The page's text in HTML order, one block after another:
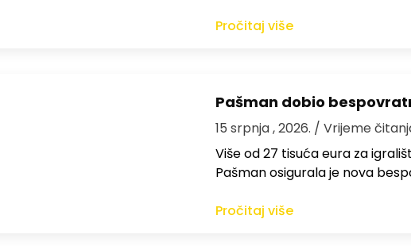
Pročitaj više
Pašman dobio
15 srpnja , 2026. / Vrijeme
Više od 27 tisuća eura za
Pašman osigurala je nova
Pročitaj više